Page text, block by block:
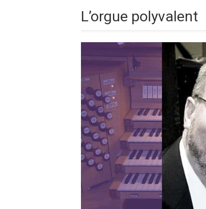
L’orgue polyvalent